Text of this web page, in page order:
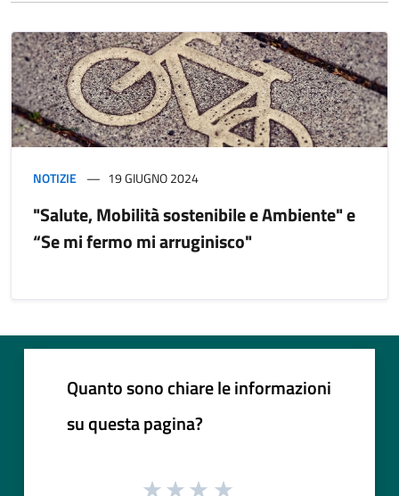
NOTIZIE 19 GIUGNO 2024
"Salute, Mobilità sostenibile e Ambiente" e
“Se mi fermo mi arruginisco"
Quanto sono chiare le informazioni
su questa pagina?